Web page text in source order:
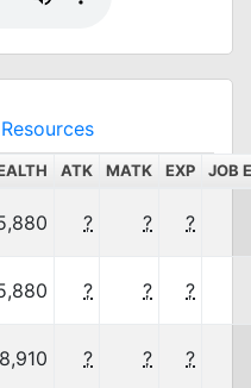
ATK MATK EXP JOB
? ? ?
? ? ?
? ? ?